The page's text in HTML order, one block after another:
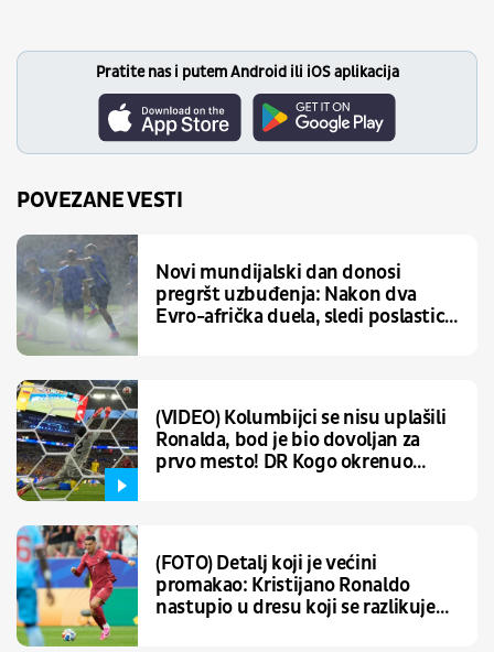
Pratite nas i putem Android ili iOS aplikacija
POVEZANE VESTI
Novi mundijalski dan donosi
pregršt uzbuđenja: Nakon dva
Evro-afrička duela, sledi poslastica
(VIDEO) Kolumbijci se nisu uplašili
Ronalda, bod je bio dovoljan za
prvo mesto! DR Kogo okrenuo
(FOTO) Detalj koji je većini
promakao: Kristijano Ronaldo
nastupio u dresu koji se razlikuje